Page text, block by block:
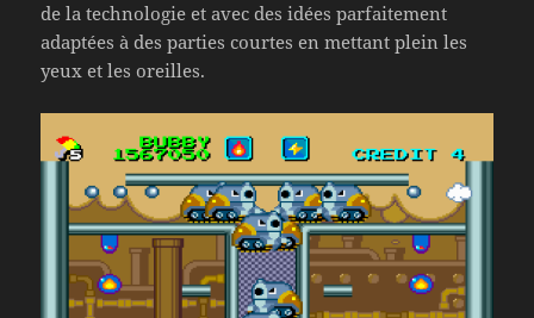
de la technologie et avec des idées parfaitement
adaptées à des parties courtes en mettant plein les
yeux et les oreilles.